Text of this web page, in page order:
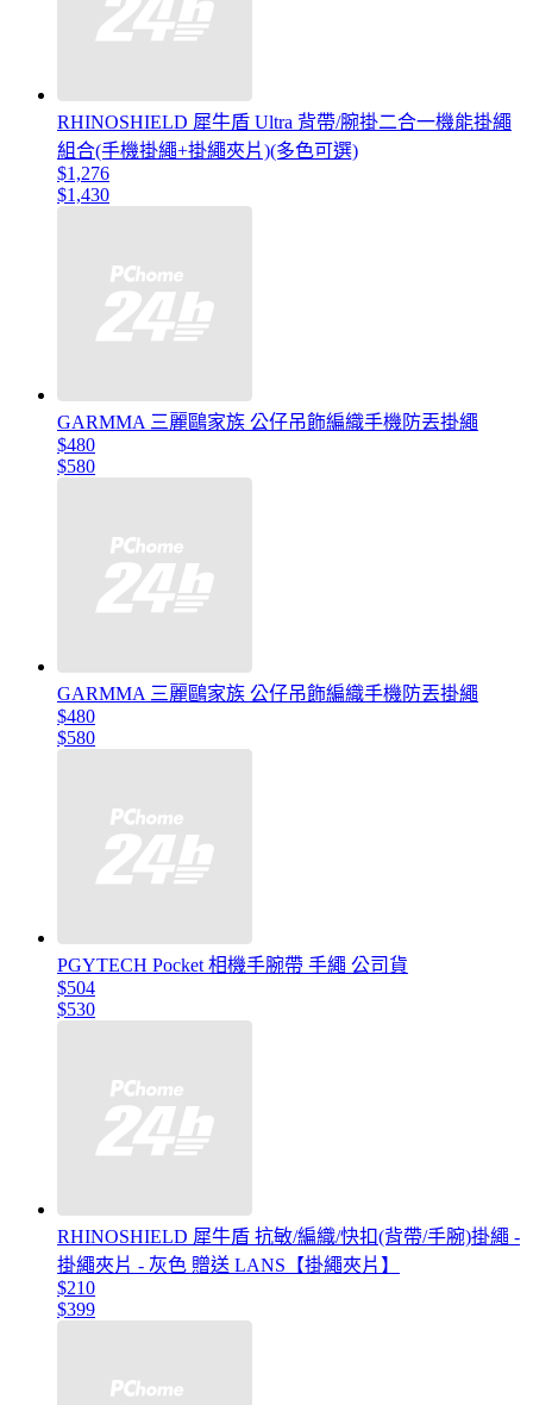
RHINOSHIELD 犀牛盾 Ultra 背帶/腕掛二合一機能掛繩
組合(手機掛繩+掛繩夾片)(多色可選)
$1,276
$1,430
GARMMA 三麗鷗家族 公仔吊飾編織手機防丟掛繩
$480
$580
GARMMA 三麗鷗家族 公仔吊飾編織手機防丟掛繩
$480
$580
PGYTECH Pocket 相機手腕帶 手繩 公司貨
$504
$530
RHINOSHIELD 犀牛盾 抗敏/編織/快扣(背帶/手腕)掛繩 -
掛繩夾片 - 灰色 贈送 LANS【掛繩夾片】
$210
$399